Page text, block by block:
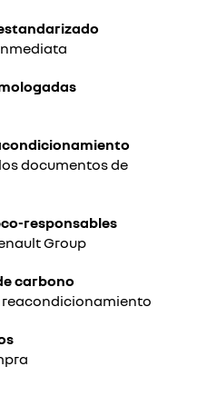
documentos de
responsables
Group
carbono
reacondicionamiento